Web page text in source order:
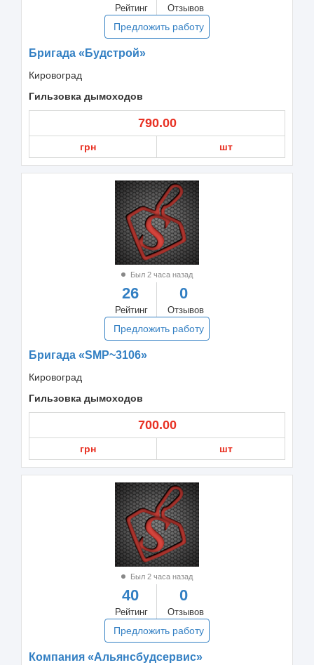
Рейтинг Отзывов
Предложить работу
Бригада «Будстрой»
Кировоград
Гильзовка дымоходов
790.00
грн шт
Был 2 часа назад
26
Рейтинг
0
Отзывов
Предложить работу
Бригада «SMP~3106»
Кировоград
Гильзовка дымоходов
700.00
грн шт
Был 2 часа назад
40
Рейтинг
0
Отзывов
Предложить работу
Компания «Альянсбудсервис»